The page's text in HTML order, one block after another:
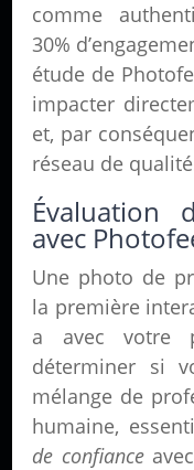
comme
30%
étude de
impacter
et, par
réseau de
Évaluation
avec
Une photo de
la première
a avec votre
déterminer si
mélange de
humaine,
de confiance